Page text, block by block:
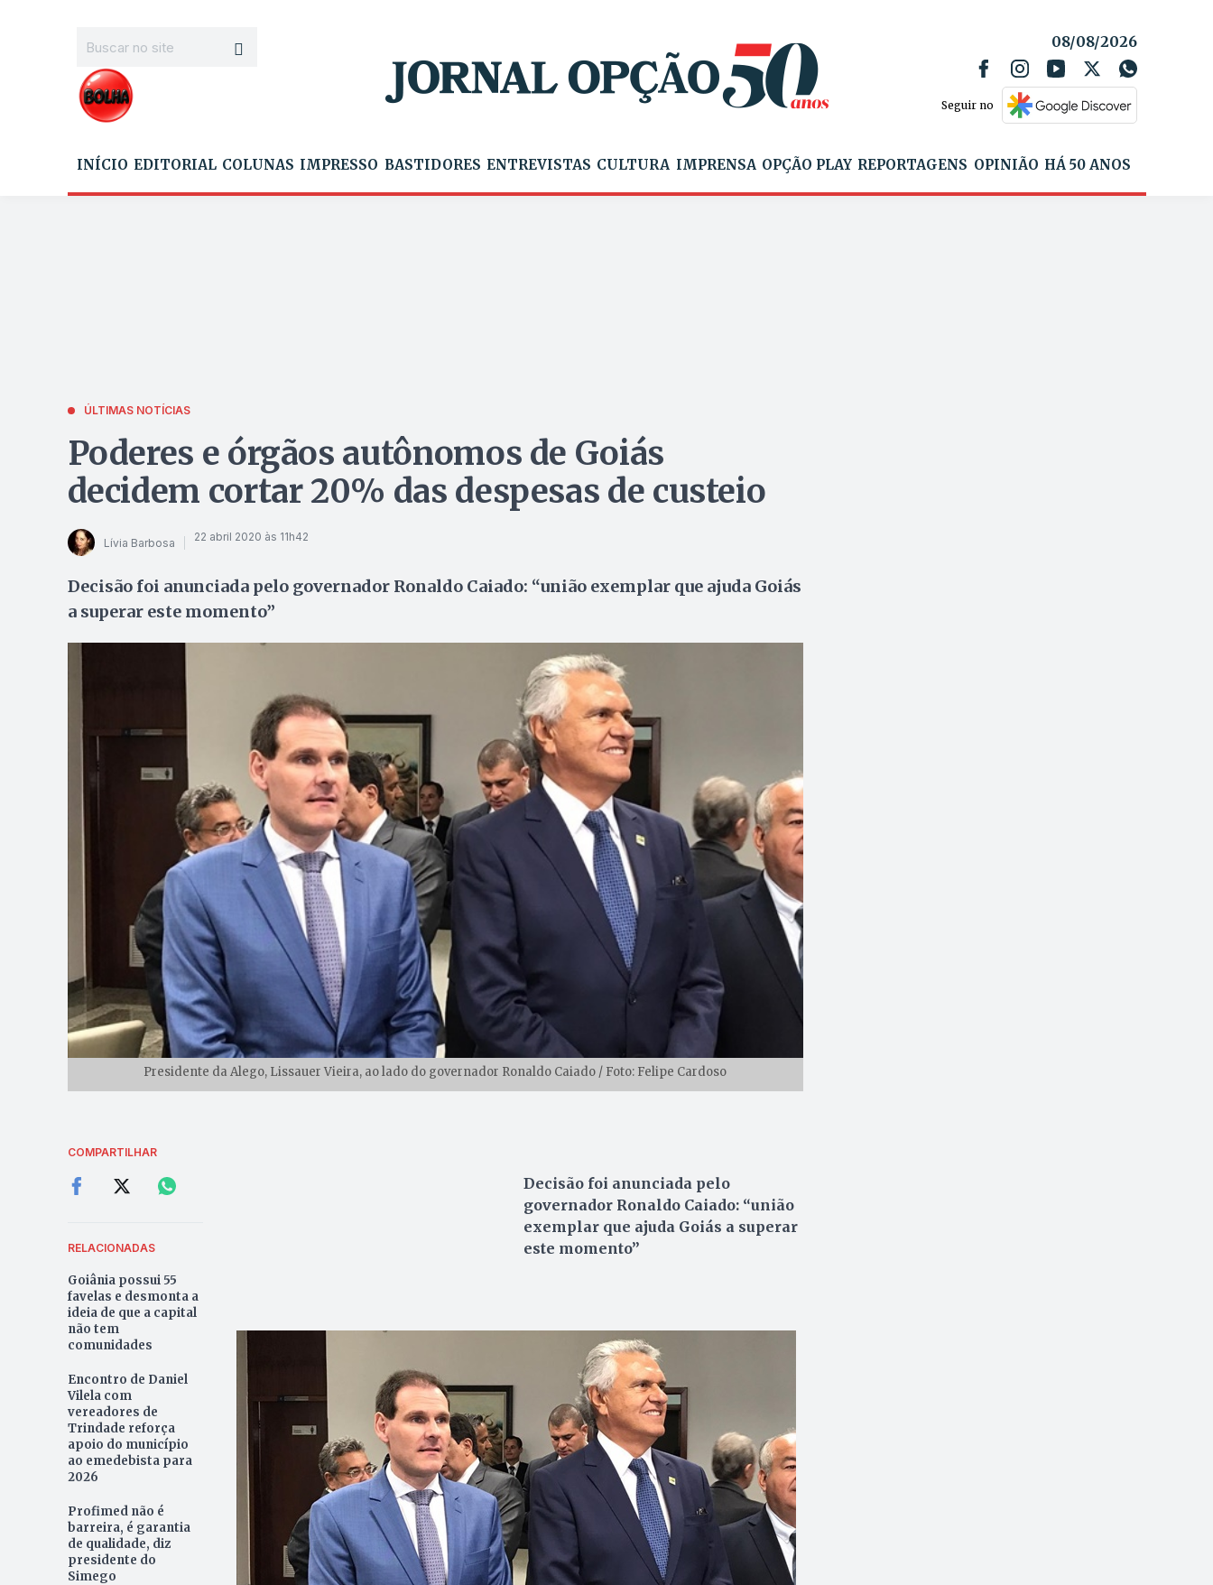
08/08/2026
Seguir no
INÍCIO EDITORIAL COLUNAS IMPRESSO BASTIDORES ENTREVISTAS CULTURA IMPRENSA OPÇÃO PLAY REPORTAGENS OPINIÃO HÁ 50 ANOS
ÚLTIMAS NOTÍCIAS
Poderes e órgãos autônomos de Goiás
decidem cortar 20% das despesas de custeio
Lívia Barbosa 22 abril 2020 às 11h42
Decisão foi anunciada pelo governador Ronaldo Caiado: “união exemplar que ajuda Goiás
a superar este momento”
Presidente da Alego, Lissauer Vieira, ao lado do governador Ronaldo Caiado / Foto: Felipe Cardoso
COMPARTILHAR
RELACIONADAS
Goiânia possui 55
favelas e desmonta a
ideia de que a capital
não tem
comunidades
Encontro de Daniel
Vilela com
vereadores de
Trindade reforça
apoio do município
ao emedebista para
2026
Profimed não é
barreira, é garantia
de qualidade, diz
presidente do
Simego
Decisão foi anunciada pelo
governador Ronaldo Caiado: “união
exemplar que ajuda Goiás a superar
este momento”